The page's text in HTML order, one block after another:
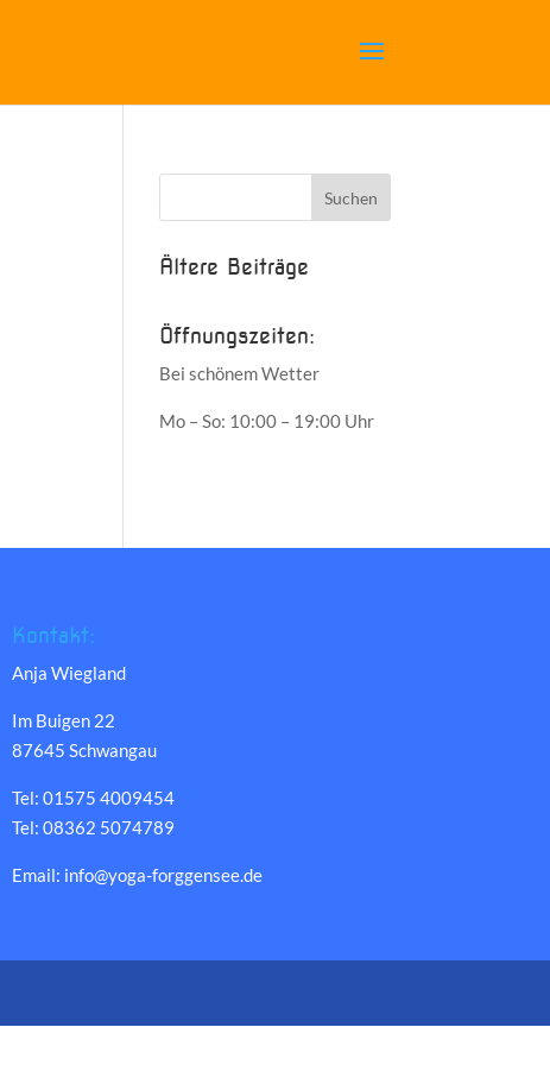
Ältere Beiträge
Öffnungszeiten:
Bei schönem Wetter
Mo – So: 10:00 – 19:00 Uhr
Kontakt:
Anja Wiegland
Im Buigen 22
87645 Schwangau
Tel: 01575 4009454
Tel: 08362 5074789
Email: info@yoga-forggensee.de